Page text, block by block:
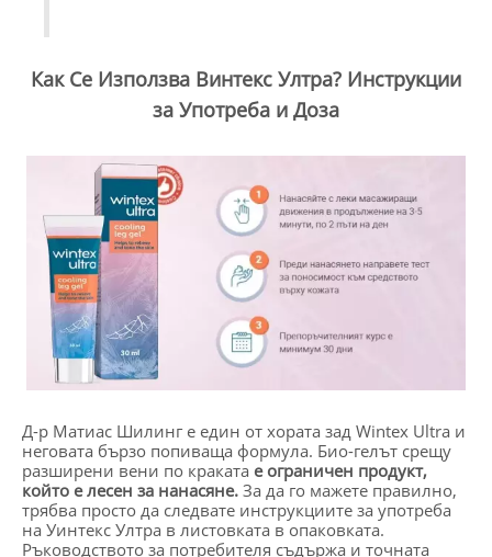
Как Се Използва Винтекс Ултра? Инструкции
за Употреба и Доза
Д-р Матиас Шилинг е един от хората зад Wintex Ultra и
неговата бързо попиваща формула. Био-гелът срещу
разширени вени по краката е ограничен продукт,
който е лесен за нанасяне. За да го мажете правилно,
трябва просто да следвате инструкциите за употреба
на Уинтекс Ултра в листовката в опаковката.
Ръководството за потребителя съдържа и точната